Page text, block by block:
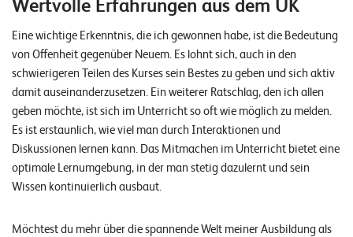
Wertvolle Erfahrungen aus dem ÜK
Eine wichtige Erkenntnis, die ich gewonnen habe, ist die Bedeutung
von Offenheit gegenüber Neuem. Es lohnt sich, auch in den
schwierigeren Teilen des Kurses sein Bestes zu geben und sich aktiv
damit auseinanderzusetzen. Ein weiterer Ratschlag, den ich allen
geben möchte, ist sich im Unterricht so oft wie möglich zu melden.
Es ist erstaunlich, wie viel man durch Interaktionen und
Diskussionen lernen kann. Das Mitmachen im Unterricht bietet eine
optimale Lernumgebung, in der man stetig dazulernt und sein
Wissen kontinuierlich ausbaut.
Möchtest du mehr über die spannende Welt meiner Ausbildung als